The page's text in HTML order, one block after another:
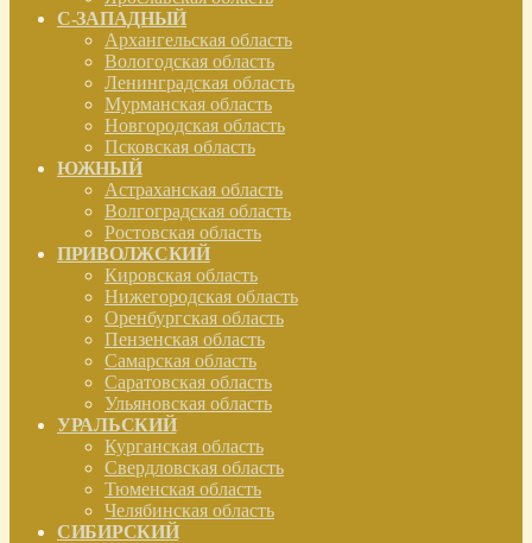
С-ЗАПАДНЫЙ
Архангельская область
Вологодская область
Ленинградская область
Мурманская область
Новгородская область
Псковская область
ЮЖНЫЙ
Астраханская область
Волгоградская область
Ростовская область
ПРИВОЛЖСКИЙ
Кировская область
Нижегородская область
Оренбургская область
Пензенская область
Самарская область
Саратовская область
Ульяновская область
УРАЛЬСКИЙ
Курганская область
Свердловская область
Тюменская область
Челябинская область
СИБИРСКИЙ